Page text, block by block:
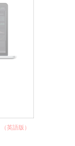
（英語版）